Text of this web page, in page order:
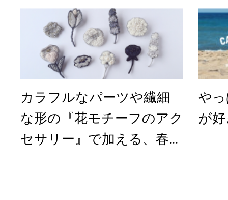
カラフルなパーツや繊細
な形の『花モチーフのアク
セサリー』で加える、春...
や
が